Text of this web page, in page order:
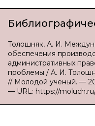
Толошняк, А. И.
обеспечения
административных
проблемы / А. И.
// Молодой ученый. —
— URL: https://